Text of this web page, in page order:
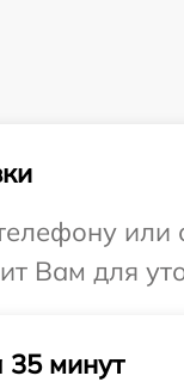
или
Вам для
35 минут